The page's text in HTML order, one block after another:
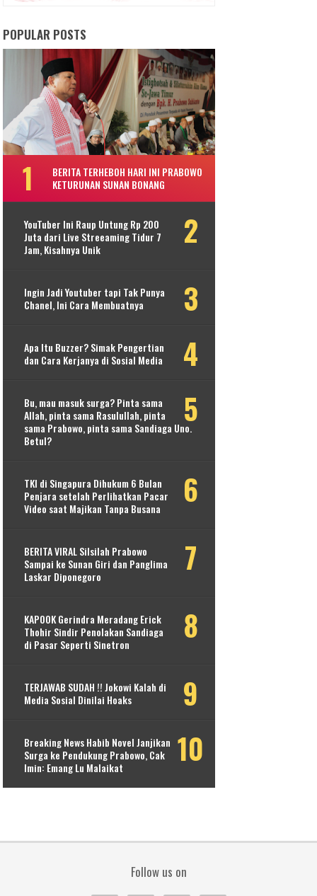
POPULAR POSTS
BERITA TERHEBOH HARI INI PRABOWO
KETURUNAN SUNAN BONANG
YouTuber Ini Raup Untung Rp 200
Juta dari Live Streeaming Tidur 7
Jam, Kisahnya Unik
Ingin Jadi Youtuber tapi Tak Punya
Chanel, Ini Cara Membuatnya
Apa Itu Buzzer? Simak Pengertian
dan Cara Kerjanya di Sosial Media
Bu, mau masuk surga? Pinta sama
Allah, pinta sama Rasulullah, pinta
sama Prabowo, pinta sama Sandiaga Uno.
Betul?
TKI di Singapura Dihukum 6 Bulan
Penjara setelah Perlihatkan Pacar
Video saat Majikan Tanpa Busana
BERITA VIRAL Silsilah Prabowo
Sampai ke Sunan Giri dan Panglima
Laskar Diponegoro
KAPOOK Gerindra Meradang Erick
Thohir Sindir Penolakan Sandiaga
di Pasar Seperti Sinetron
TERJAWAB SUDAH !! Jokowi Kalah di
Media Sosial Dinilai Hoaks
Breaking News Habib Novel Janjikan
Surga ke Pendukung Prabowo, Cak
Imin: Emang Lu Malaikat
Follow us on